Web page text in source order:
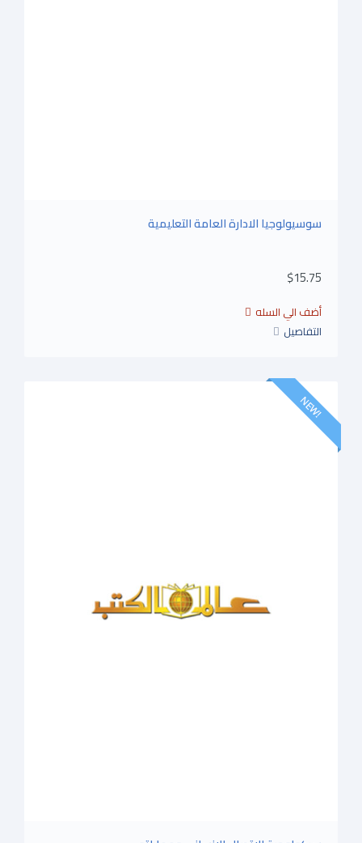
سوسيولوجيا الادارة العامة التعليمية
$15.75
التفاصيل